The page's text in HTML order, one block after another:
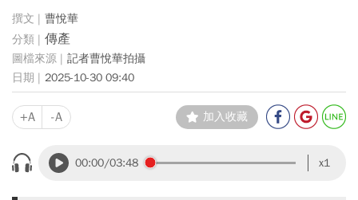
曹悅華
傳產
記者曹悅華拍攝
2025-10-30 09:40
+A -A 加入收藏
00:00/03:48 x1